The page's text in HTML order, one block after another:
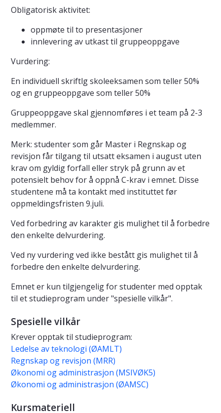
Obligatorisk aktivitet:
oppmøte til to presentasjoner
innlevering av utkast til gruppeoppgave
Vurdering:
En individuell skriftlg skoleeksamen som teller 50%
og en gruppeoppgave som teller 50%
Gruppeoppgave skal gjennomføres i et team på 2-3
medlemmer.
Merk: studenter som går Master i Regnskap og
revisjon får tilgang til utsatt eksamen i august uten
krav om gyldig forfall eller stryk på grunn av et
potensielt behov for å oppnå C-krav i emnet. Disse
studentene må ta kontakt med instituttet før
oppmeldingsfristen 9.juli.
Ved forbedring av karakter gis mulighet til å forbedre
den enkelte delvurdering.
Ved ny vurdering ved ikke bestått gis mulighet til å
forbedre den enkelte delvurdering.
Emnet er kun tilgjengelig for studenter med opptak
til et studieprogram under "spesielle vilkår".
Spesielle vilkår
Krever opptak til studieprogram:
Ledelse av teknologi (ØAMLT)
Regnskap og revisjon (MRR)
Økonomi og administrasjon (MSIVØK5)
Økonomi og administrasjon (ØAMSC)
Kursmateriell